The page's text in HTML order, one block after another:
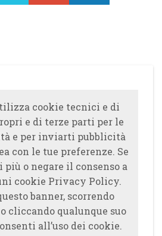
cookie tecnici e di
e di terze parti per le
e per inviarti pubblicità
con le tue preferenze. Se
più o negare il consenso a
cookie Privacy Policy.
banner, scorrendo
cliccando qualunque suo
all’uso dei cookie.